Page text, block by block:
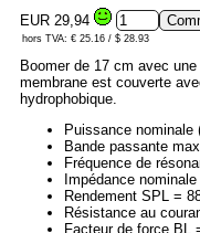
EUR 29,94
hors TVA: € 25.16 / $ 28.93
Boomer de 17 cm avec
membrane est couverte
hydrophobique.
Puissance nominale
Bande passante
Fréquence de
Impédance
Rendement SPL =
Résistance au
Facteur de force BL